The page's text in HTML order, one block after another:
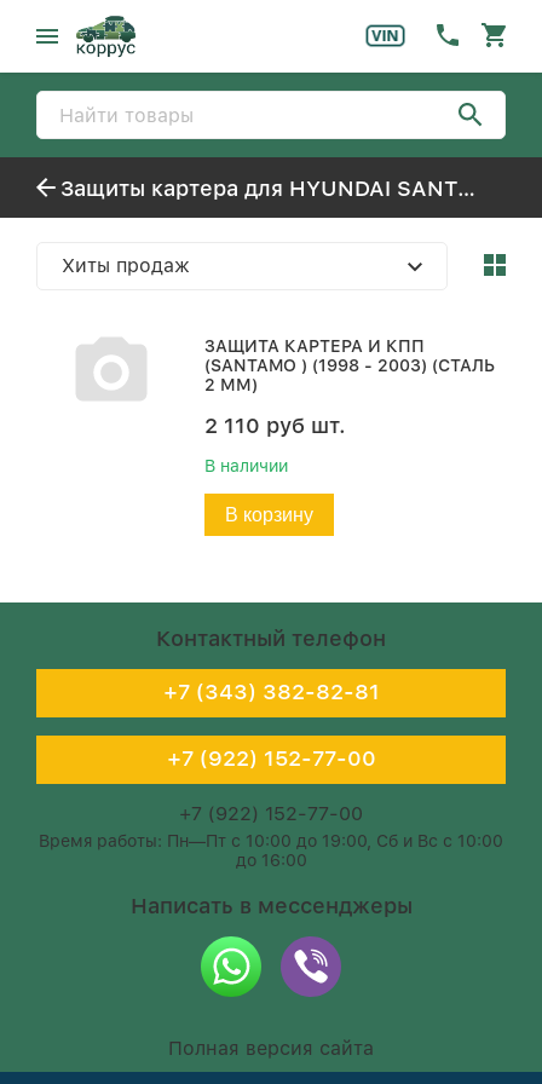
Защиты картера для HYUNDAI SANTAMO
Хиты продаж
ЗАЩИТА КАРТЕРА И КПП
(SANTAMO ) (1998 - 2003) (СТАЛЬ
2 ММ)
2 110 руб шт.
В наличии
В корзину
Контактный телефон
+7 (343) 382-82-81
+7 (922) 152-77-00
+7 (922) 152-77-00
Время работы: Пн—Пт с 10:00 до 19:00, Сб и Вс с 10:00
до 16:00
Написать в мессенджеры
Полная версия сайта